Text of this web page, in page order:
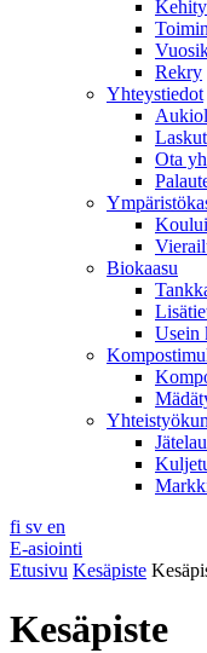
Rekry
Yhteystiedot
Ota
Biokaasu
Usein
fi sv en
E-asiointi
Etusivu Kesäpiste
Kesäpiste